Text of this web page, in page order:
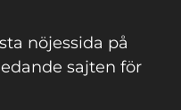
nöjessida på
sajten för